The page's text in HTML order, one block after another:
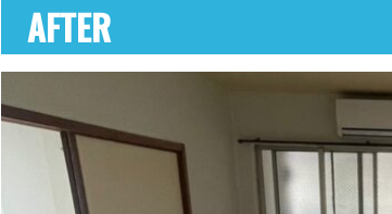
AFTER